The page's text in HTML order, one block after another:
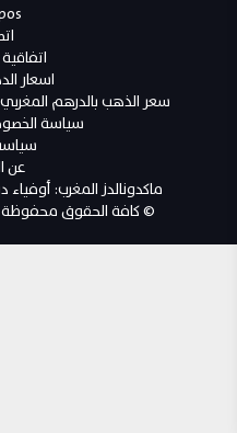
© كافة الحقوق محفوظة
اسعار
سعر الذهب بالدرهم المغربي اليوم
سياسة
عن
ماكدونالدز المغرب: أوفياء